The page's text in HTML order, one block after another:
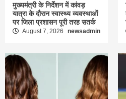
मुख्यमंत्री के निर्देशन में कांवड़
यात्रा के दौरान स्वास्थ्य व्यवस्थाओं
पर जिला प्रशासन पूरी तरह सतर्क
August 7, 2026 newsadmin